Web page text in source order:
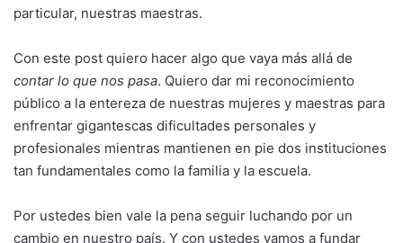
particular, nuestras maestras.
Con este post quiero hacer algo que vaya más allá de
contar lo que nos pasa. Quiero dar mi reconocimiento
público a la entereza de nuestras mujeres y maestras para
enfrentar gigantescas dificultades personales y
profesionales mientras mantienen en pie dos instituciones
tan fundamentales como la familia y la escuela.
Por ustedes bien vale la pena seguir luchando por un
cambio en nuestro país. Y con ustedes vamos a fundar